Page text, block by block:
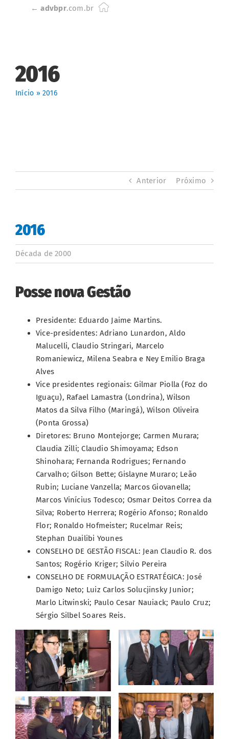
←advbpr.com.br
2016
Início »2016
Anterior Próximo
2016
Década de 2000
Posse nova Gestão
Presidente: Eduardo Jaime Martins.
Vice-presidentes: Adriano Lunardon, Aldo
Malucelli, Claudio Stringari, Marcelo
Romaniewicz, Milena Seabra e Ney Emilio Braga
Alves
Vice presidentes regionais: Gilmar Piolla (Foz do
Iguaçu), Rafael Lamastra (Londrina), Wilson
Matos da Silva Filho (Maringá), Wilson Oliveira
(Ponta Grossa)
Diretores: Bruno Montejorge; Carmen Murara;
Claudia Zilli; Claudio Shimoyama; Edson
Shinohara; Fernanda Rodrigues; Fernando
Carvalho; Gilson Bette; Gislayne Muraro; Leão
Rubin; Luciane Vanzella; Marcos Giovanella;
Marcos Vinícius Todesco; Osmar Deitos Correa da
Silva; Roberto Herrera; Rogério Afonso; Ronaldo
Flor; Ronaldo Hofmeister; Rucelmar Reis;
Stephan Duailibi Younes
CONSELHO DE GESTÃO FISCAL: Jean Claudio R. dos
Santos; Rogério Kriger; Silvio Pereira
CONSELHO DE FORMULAÇÃO ESTRATÉGICA: José
Damigo Neto; Luiz Carlos Solucjinsky Junior;
Marlo Litwinski; Paulo Cesar Nauiack; Paulo Cruz;
Sérgio Silbel Soares Reis.